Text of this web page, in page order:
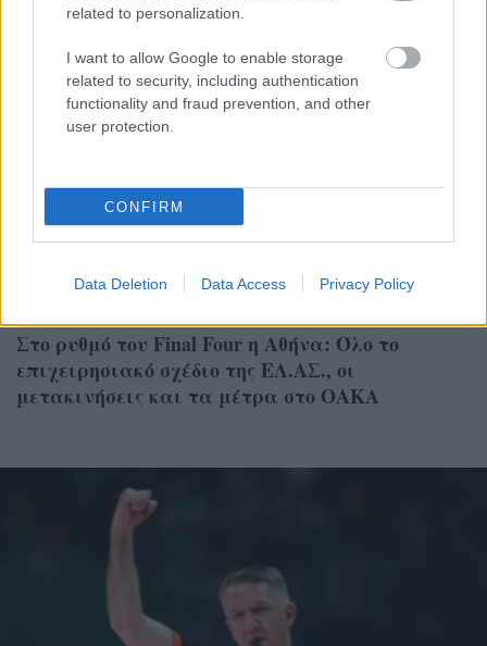
related to personalization.
I want to allow Google to enable storage
related to security, including authentication
functionality and fraud prevention, and other
user protection.
CONFIRM
Data Deletion Data Access Privacy Policy
Στο ρυθμό του Final Four η Αθήνα: Όλο το
επιχειρησιακό σχέδιο της ΕΛ.ΑΣ., οι
μετακινήσεις και τα μέτρα στο ΟΑΚΑ